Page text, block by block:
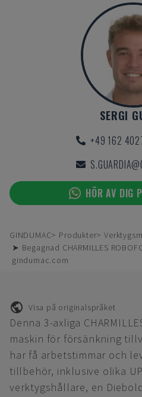
SERGI
+49 162
HÖR AV DIG
GINDUMAC Produkter
➤ Begagnad CHARMILLES
gindumac.com
Visa på originalspråket
Denna 3-axliga
maskin för försänkning
har få arbetstimmar och
tillbehör, inklusive olika
verktygshållare, en